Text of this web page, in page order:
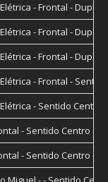
Elétrica - Frontal -
Elétrica - Frontal -
Elétrica - Frontal -
Elétrica - Frontal -
Elétrica - Sentido
- Sentido Centro -
- Sentido Centro -